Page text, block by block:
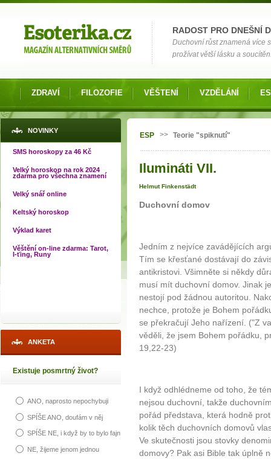
RADOST PRO DNEŠNÍ
Duchovní růst znamená více
prožívat větší lásku a
ZDRAVÍ FILOZOFIE VĚŠTENÍ VZDĚLÁNÍ
NOVINKY
SMS horoskopy za 46 Kč
Velký horoskop na rok 2024
zdarma pro všechna znamení
Velký snář online
Keltský horoskop
Výklad karet
Věštění on-line zdarma: Tarot,
I-ťing, Runy
ANKETA
Existuje posmrtný život?
ANO, naprosto nepochybuji
SPÍŠE ANO, doufám v něj
SPÍŠE NE, i když by to bylo fajn
NE, žijeme jenom jednou
Jste zde
ESP >> Teorie "spiknutí"
Ilumináti VII.
Helmut Finkenstädt
Duchovní domov
Jedním z nejvíce zavádějících
Tím se křesťané dostávají do
antikristovi. Všimněte si někdy
musí mít duchovní domov. Jinak
nestojí pod žádnou autoritou.
nechce, protože je Bohem
se překračují Jeho nařízení. ("Z
věděli, že jsem Bohem pořádku,
19,22-23)
I když odhlédneme od toho, že
nejsou duchovní, takže
pořád představa, která hodně
kolik těch duchovních domovů
Ve skutečnosti jsou stovky
domovy? Pak asi Bible tak úplně